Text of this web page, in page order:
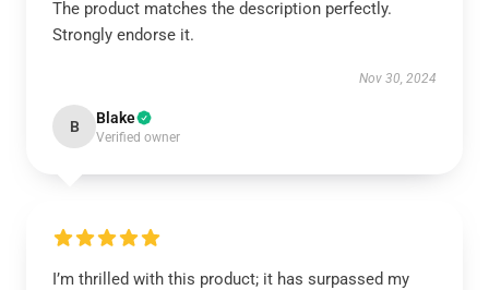
The product matches the description perfectly.
Strongly endorse it.
Nov 30, 2024
B Blake
Verified owner
I’m thrilled with this product; it has surpassed my